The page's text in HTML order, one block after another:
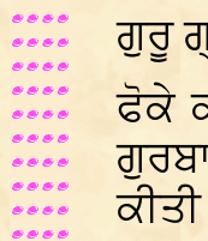
ਗੁਰੂ
ਫੋਕੇ